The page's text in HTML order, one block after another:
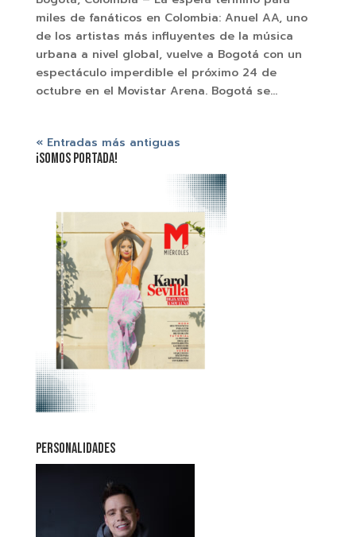
miles de fanáticos en Colombia: Anuel AA, uno
de los artistas más influyentes de la música
urbana a nivel global, vuelve a Bogotá con un
espectáculo imperdible el próximo 24 de
octubre en el Movistar Arena. Bogotá se...
« Entradas más antiguas
¡SOMOS PORTADA!
PERSONALIDADES